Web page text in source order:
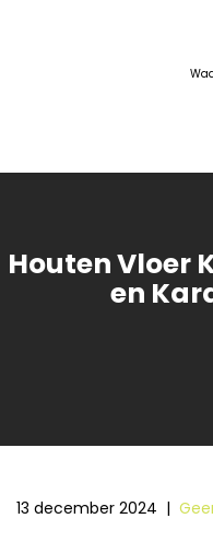
Houten Vloer
en
13 december 2024 |